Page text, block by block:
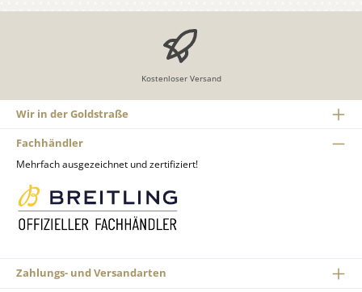
Kostenloser Versand
Wir in der Goldstraße
Fachhändler
Mehrfach ausgezeichnet und zertifiziert!
Zahlungs- und Versandarten